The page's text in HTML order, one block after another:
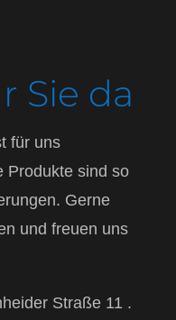
Sie da
für uns
Produkte sind so
Gerne
und freuen uns
Straße 11 .